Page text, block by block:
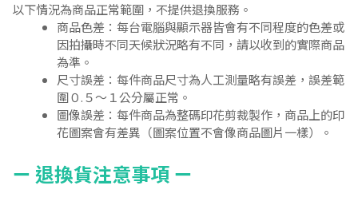
以下情況為商品正常範圍，不提供退換服務。
商品色差：每台電腦與顯示器皆會有不同程度的色差或
因拍攝時不同天候狀況略有不同，請以收到的實際商品
為準。
尺寸誤差：每件商品尺寸為人工測量略有誤差，誤差範
圍０.５～１公分屬正常。
圖像誤差：每件商品為整碼印花剪裁製作，商品上的印
花圖案會有差異（圖案位置不會像商品圖片一樣）。
ㄧ 退換貨注意事項 ㄧ